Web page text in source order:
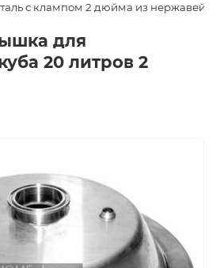
с клампом 2 дюйма из
для
20 литров 2